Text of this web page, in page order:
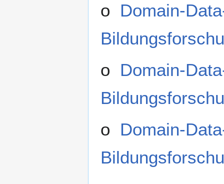
o Domain-
o Domain-
o Domain-